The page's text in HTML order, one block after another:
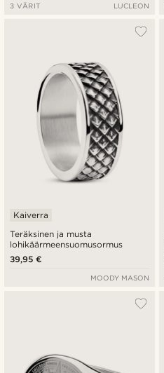
3 VÄRIT LUCLEON
Teräksinen ja musta
lohikäärmeensuomusormus
Kaiverra
39,95 €
MOODY MASON